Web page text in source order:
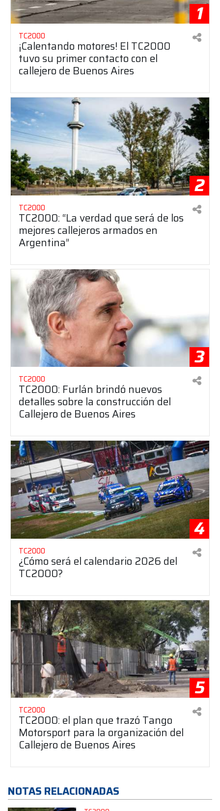
1
TC2000
¡Calentando motores! El TC2000
tuvo su primer contacto con el
callejero de Buenos Aires
2
TC2000
TC2000: “La verdad que será de los
mejores callejeros armados en
Argentina”
3
TC2000
TC2000: Furlán brindó nuevos
detalles sobre la construcción del
Callejero de Buenos Aires
4
TC2000
¿Cómo será el calendario 2026 del
TC2000?
5
TC2000
TC2000: el plan que trazó Tango
Motorsport para la organización del
Callejero de Buenos Aires
NOTAS RELACIONADAS